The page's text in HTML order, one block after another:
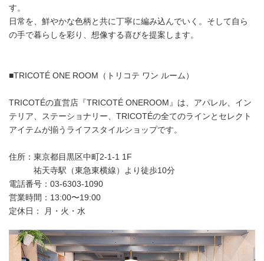
す。
日常を、鮮やかな色柄と共に丁寧に編み込んでいく。そして自ら
の手で暮らしを彩り、想像する喜びを提案します。
■TRICOTÉ ONE ROOM（トリコテ ワン ルーム）
TRICOTÉの直営店『TRICOTÉ ONEROOM』は、アパレル、イン
テリア、ステーショナリー、TRICOTÉの全てのラインとセレクト
アイテムが揃うライフスタイルショップです。
住所：東京都目黒区中町2-1-1 1F
祐天寺駅（東急東横線）より徒歩10分
電話番号：03-6303-1090
営業時間：13:00〜19:00
定休日： 月・火・水